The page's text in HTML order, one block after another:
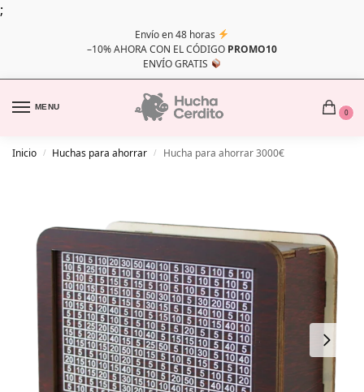
;
Envío en 48 horas
–10% AHORA CON EL CÓDIGO PROMO10
ENVÍO GRATIS
MENU
0
Inicio / Huchas para ahorrar / Hucha para ahorrar 3000€